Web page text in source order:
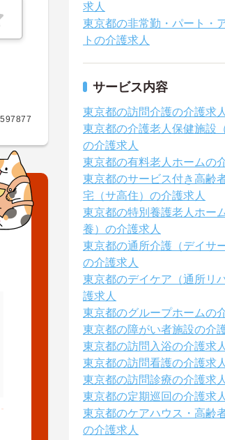
求人
東京都の非常勤・パート・
トの介護求人
サービス内容
東京都の訪問介護の介護求人
東京都の介護老人保健施設
の介護求人
東京都の有料老人ホームの
東京都のサービス付き高齢
宅（サ高住）の介護求人
東京都の特別養護老人ホー
養）の介護求人
東京都の通所介護（デイサ
の介護求人
東京都のデイケア（通所リ
護求人
東京都のグループホームの
東京都の障がい者施設の介
東京都の訪問入浴の介護求人
東京都の訪問看護の介護求人
東京都の訪問診療の介護求人
東京都の定期巡回の介護求人
東京都のケアハウス・高齢
の介護求人